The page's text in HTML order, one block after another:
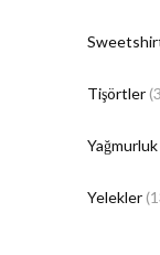
Tişörtler
Yağmurluk
Yelekler